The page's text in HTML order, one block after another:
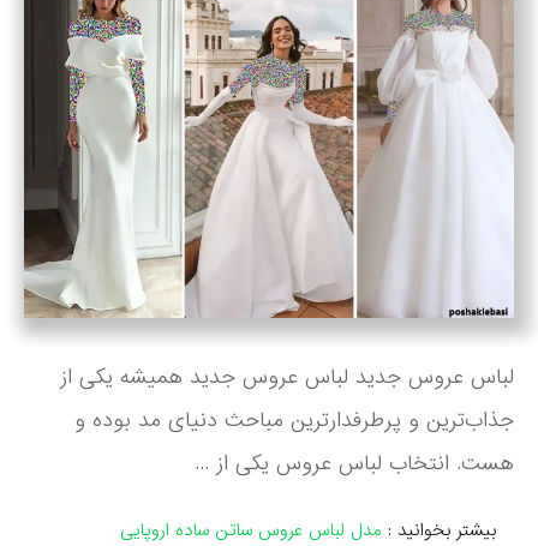
لباس عروس جدید لباس عروس جدید همیشه یکی از
جذاب‌ترین و پرطرفدارترین مباحث دنیای مد بوده و
هست. انتخاب لباس عروس یکی از ...
بیشتر بخوانید : مدل لباس عروس ساتن ساده اروپایی